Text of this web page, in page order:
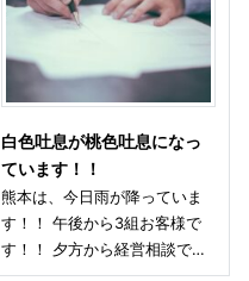
白色吐息が桃色吐息になっ
ています！！
熊本は、今日雨が降っていま
す！！ 午後から3組お客様で
す！！ 夕方から経営相談で…